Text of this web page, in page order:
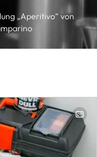
„Aperitivo“ von